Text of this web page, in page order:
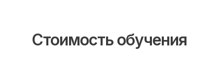
Стоимость обучения